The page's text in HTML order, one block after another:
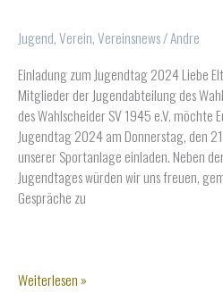
Jugend,Verein,Vereinsnews/Andre
Einladung zum Jugendtag 2024 Liebe
Mitglieder der Jugendabteilung des
des Wahlscheider SV 1945 e.V. möchte
Jugendtag 2024 am Donnerstag, den
unserer Sportanlage einladen. Neben
Jugendtages würden wir uns freuen,
Gespräche zu
Einladung
Weiterlesen »